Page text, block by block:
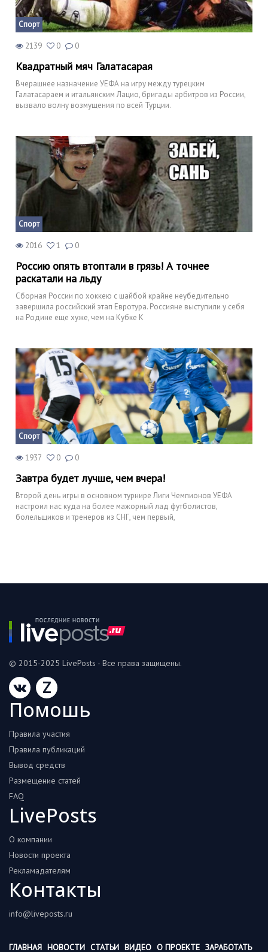
Спорт
2139 0 0
Квадратный мяч Галатасарая
Вчерашнее назначение УЕФА на игру между турецким
Галатасараем и итальянским Лацио, бригады арбитров из России,
вызвало волну возмущения по всей Турции.
Спорт
2016 1 0
Россию опять втоптали в грязь! А точнее
раскатали на льду
Сборная России по хоккею с шайбой крайне неубедительно
завершила российский этап Евротура. Россияне выступили у себя
на Родине еще хуже, чем на Кубке К
Спорт
1937 0 0
Завтра будет лучше, чем вчера!
Второй день игры в основном турнире Лиги Чемпионов УЕФА
настроил нас куда на более мажорный лад футболистов,
болельщиков и тренеров из СНГ, чем первый,
© 2015-2025 LivePosts - Все права защищены.
Z
Помошь
Правила участия
Правила публикаций
Вывод средств
Размещение статей
FAQ
LivePosts
О компании
Новости проекта
Рекламадателям
Контакты
info@liveposts.ru
ГЛАВНАЯ НОВОСТИ СТАТЬИ ВИДЕО О ПРОЕКТЕ ЗАРАБОТАТЬ